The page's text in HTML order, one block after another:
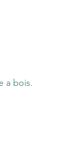
a bois.